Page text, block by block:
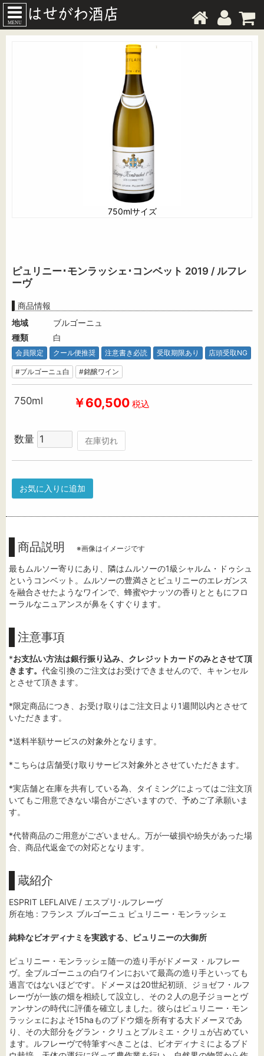
MENU
750mlサイズ
ピュリニー･モンラッシェ･コンベット 2019 / ルフレ
ーヴ
商品情報
地域
ブルゴーニュ
種類
白
会員限定 クール便推奨 注意書き必読 受取期限あり 店頭受取NG
#ブルゴーニュ白 #銘醸ワイン
750ml ￥60,500 税込
数量 在庫切れ
お気に入りに追加
商品説明 ※画像はイメージです
最もムルソー寄りにあり、隣はムルソーの1級シャルム・ドゥシュ
というコンベット。ムルソーの豊満さとピュリニーのエレガンス
を融合させたようなワインで、蜂蜜やナッツの香りとともにフロ
ーラルなニュアンスが鼻をくすぐります。
注意事項
*お支払い方法は銀行振り込み、クレジットカードのみとさせて頂
きます。 代金引換のご注文はお受けできませんので、キャンセル
とさせて頂きます。
*限定商品につき、お受け取りはご注文日より1週間以内とさせて
いただきます。
*送料半額サービスの対象外となります。
*こちらは店舗受け取りサービス対象外とさせていただきます。
*実店舗と在庫を共有している為、タイミングによってはご注文頂
いてもご用意できない場合がございますので、予めご了承願いま
す。
*代替商品のご用意がございません。万が一破損や紛失があった場
合、商品代返金での対応となります。
蔵紹介
ESPRIT LEFLAIVE / エスプリ･ルフレーヴ
所在地 : フランス ブルゴーニュ ピュリニー・モンラッシェ
純粋なビオディナミを実践する、ピュリニーの大御所
ピュリニー・モンラッシェ随一の造り手がドメーヌ・ルフレー
ヴ。全ブルゴーニュの白ワインにおいて最高の造り手といっても
過言ではないほどです。ドメーヌは20世紀初頭、ジョゼフ・ルフ
レーヴが一族の畑を相続して設立し、その２人の息子ジョーとヴ
ァンサンの時代に評価を確立しました。彼らはピュリニー・モン
ラッシェにおよそ15haものブドウ畑を所有する大ドメーヌであ
り、その大部分をグラン・クリュとプルミエ・クリュが占めてい
ます。ルフレーヴで特筆すべきことは、ビオディナミによるブド